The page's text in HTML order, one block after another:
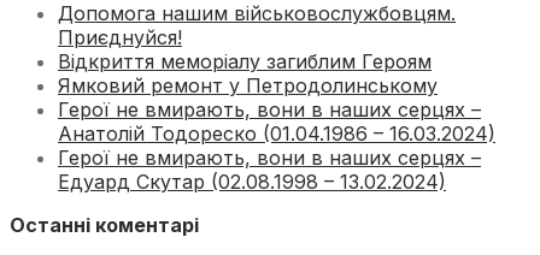
Допомога нашим військовослужбовцям.
Приєднуйся!
Відкриття меморіалу загиблим Героям
Ямковий ремонт у Петродолинському
Герої не вмирають, вони в наших серцях –
Анатолій Тодореско (01.04.1986 – 16.03.2024)
Герої не вмирають, вони в наших серцях –
Едуард Скутар (02.08.1998 – 13.02.2024)
Останні коментарі